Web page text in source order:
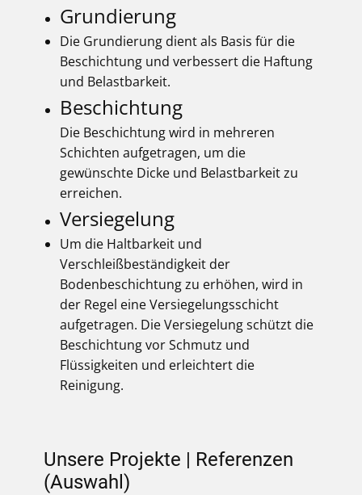
Grundierung
Die Grundierung dient als Basis für die
Beschichtung und verbessert die Haftung
und Belastbarkeit.
Beschichtung
Die Beschichtung wird in mehreren
Schichten aufgetragen, um die
gewünschte Dicke und Belastbarkeit zu
erreichen.
Versiegelung
Um die Haltbarkeit und
Verschleißbeständigkeit der
Bodenbeschichtung zu erhöhen, wird in
der Regel eine Versiegelungsschicht
aufgetragen. Die Versiegelung schützt die
Beschichtung vor Schmutz und
Flüssigkeiten und erleichtert die
Reinigung.
Unsere Projekte | Referenzen
(Auswahl)